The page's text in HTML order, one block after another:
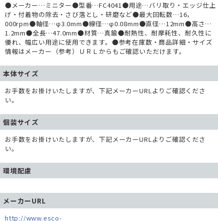
●メーカー…ミニター●型番…FC4041●用途…バリ取り・エッジ仕上
げ・付着物の除去・さび落とし・研磨など●最大回転数…16，
000rpm●軸径…φ3.0mm●線径…φ0.08mm●直径…12mm●高さ…
1.2mm●全長…47.0mm●材質…真鍮●耐熱性、耐摩耗性、耐久性に
優れ、幅広い用途に使用できます。●参考在庫数・商品詳細・サイズ
情報はメーカー（参考）ＵＲＬからもご確認いただけます。
本体サイズ
お手数をお掛けいたしますが、下記メーカーURLよりご確認くださ
い。
個装サイズ
お手数をお掛けいたしますが、下記メーカーURLよりご確認くださ
い。
環境配慮
メーカーURL
http://www.esco-